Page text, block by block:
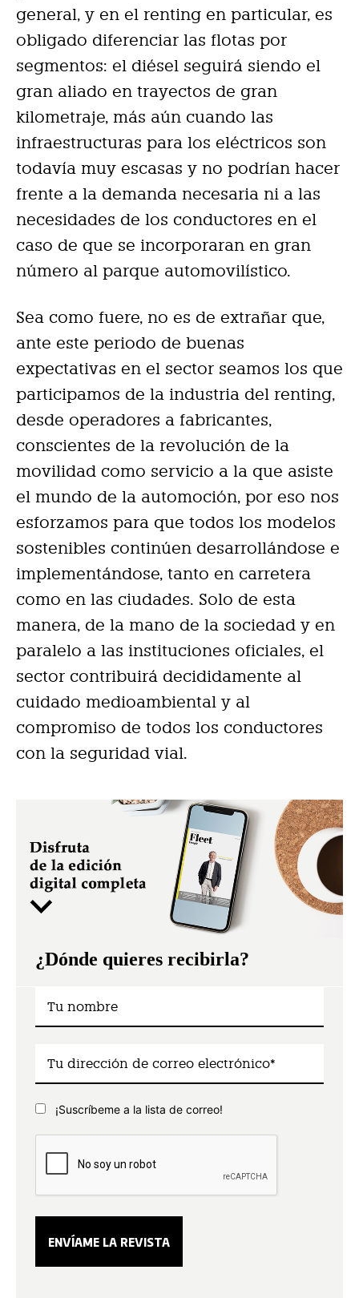
general, y en el renting en particular, es
obligado diferenciar las flotas por
segmentos: el diésel seguirá siendo el
gran aliado en trayectos de gran
kilometraje, más aún cuando las
infraestructuras para los eléctricos son
todavía muy escasas y no podrían hacer
frente a la demanda necesaria ni a las
necesidades de los conductores en el
caso de que se incorporaran en gran
número al parque automovilístico.
Sea como fuere, no es de extrañar que,
ante este periodo de buenas
expectativas en el sector seamos los que
participamos de la industria del renting,
desde operadores a fabricantes,
conscientes de la revolución de la
movilidad como servicio a la que asiste
el mundo de la automoción, por eso nos
esforzamos para que todos los modelos
sostenibles continúen desarrollándose e
implementándose, tanto en carretera
como en las ciudades. Solo de esta
manera, de la mano de la sociedad y en
paralelo a las instituciones oficiales, el
sector contribuirá decididamente al
cuidado medioambiental y al
compromiso de todos los conductores
con la seguridad vial.
¿Dónde quieres recibirla?
¡Suscríbeme a la lista de correo!